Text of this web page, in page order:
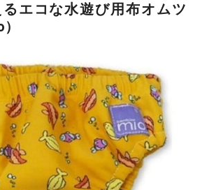
エコな水遊び用布オムツ
）